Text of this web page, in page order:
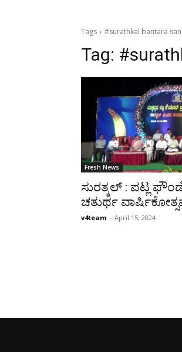
Tags #surathkal bantara
Tag:
Fresh News
ಸುರತ್ಕಲ್ : ಪಟ್ಲ
ಚತುರ್ಥ
v4team - April 15, 2024